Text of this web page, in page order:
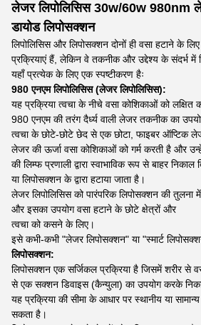
लेजर लिपोलिसिस 30w/60w 980nm
डायोड लिपोसक्शन
लिपोलिसिस और लिपोसक्शन दोनों ही वसा हटाने के
प्रक्रियाएं हैं, लेकिन वे तकनीक और उद्देश्य के संदर्भ में
यहाँ प्रत्येक के लिए एक स्पष्टीकरण हैः
980 एनएम लिपोलिसिस (लेजर लिपोलिसिस):
यह प्रक्रिया त्वचा के नीचे वसा कोशिकाओं को
980 एनएम की तरंग दैर्ध्य वाली लेजर तकनीक का
त्वचा के छोटे-छोटे छेद से एक छोटा, फाइबर ऑप्टिक
लेजर की ऊर्जा वसा कोशिकाओं को गर्म करती है और
की लिम्फ प्रणाली द्वारा स्वाभाविक रूप से बाहर निकाल
या लिपोसक्शन के द्वारा हटाया जाता है।
लेजर लिपोलिसिस को पारंपरिक लिपोसक्शन की तुलना
और इसका उपयोग वसा हटाने के छोटे क्षेत्रों और
त्वचा को कसने के लिए।
इसे कभी-कभी "लेजर लिपोसक्शन" या "स्मार्ट
लिपोसक्शन:
लिपोसक्शन एक सर्जिकल प्रक्रिया है जिसमें शरीर से
से एक सक्शन डिवाइस (कैन्युला) का उपयोग करके
यह प्रक्रिया की सीमा के आधार पर स्थानीय या
सकता है।